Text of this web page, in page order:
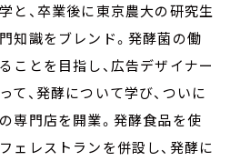
と、卒業後に東京農大の研究生
知識をブレンド。発酵菌の働
ことを目指し、広告デザイナー
て、発酵について学び、ついに
専門店を開業。発酵食品を使
ェレストランを併設し、発酵に